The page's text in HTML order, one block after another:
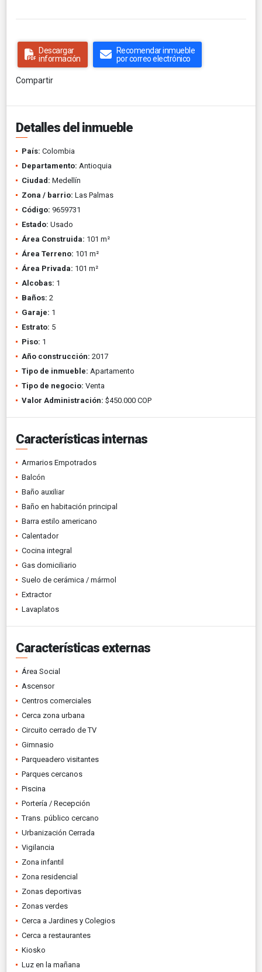
Descargar
información
Recomendar inmueble
por correo electrónico
Compartir
Detalles del inmueble
País: Colombia
Departamento: Antioquia
Ciudad: Medellín
Zona / barrio: Las Palmas
Código: 9659731
Estado: Usado
Área Construida: 101 m²
Área Terreno: 101 m²
Área Privada: 101 m²
Alcobas: 1
Baños: 2
Garaje: 1
Estrato: 5
Piso: 1
Año construcción: 2017
Tipo de inmueble: Apartamento
Tipo de negocio: Venta
Valor Administración: $450.000 COP
Características internas
Armarios Empotrados
Balcón
Baño auxiliar
Baño en habitación principal
Barra estilo americano
Calentador
Cocina integral
Gas domiciliario
Suelo de cerámica / mármol
Extractor
Lavaplatos
Características externas
Área Social
Ascensor
Centros comerciales
Cerca zona urbana
Circuito cerrado de TV
Gimnasio
Parqueadero visitantes
Parques cercanos
Piscina
Portería / Recepción
Trans. público cercano
Urbanización Cerrada
Vigilancia
Zona infantil
Zona residencial
Zonas deportivas
Zonas verdes
Cerca a Jardines y Colegios
Cerca a restaurantes
Kiosko
Luz en la mañana